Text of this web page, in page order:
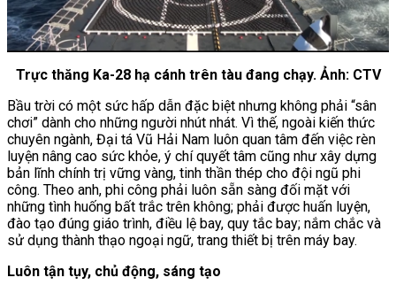
Trực thăng Ka-28 hạ cánh trên tàu đang chạy. Ảnh: CTV
Bầu trời có một sức hấp dẫn đặc biệt nhưng không phải “sân
chơi” dành cho những người nhút nhát. Vì thế, ngoài kiến thức
chuyên ngành, Đại tá Vũ Hải Nam luôn quan tâm đến việc rèn
luyện nâng cao sức khỏe, ý chí quyết tâm cũng như xây dựng
bản lĩnh chính trị vững vàng, tinh thần thép cho đội ngũ phi
công. Theo anh, phi công phải luôn sẵn sàng đối mặt với
những tình huống bất trắc trên không; phải được huấn luyện,
đào tạo đúng giáo trình, điều lệ bay, quy tắc bay; nắm chắc và
sử dụng thành thạo ngoại ngữ, trang thiết bị trên máy bay.
Luôn tận tụy, chủ động, sáng tạo